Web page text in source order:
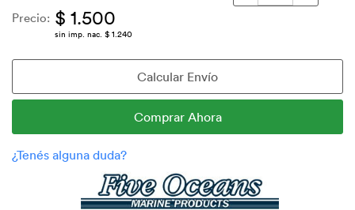
Precio: $ 1.500
sin imp. nac. $ 1.240